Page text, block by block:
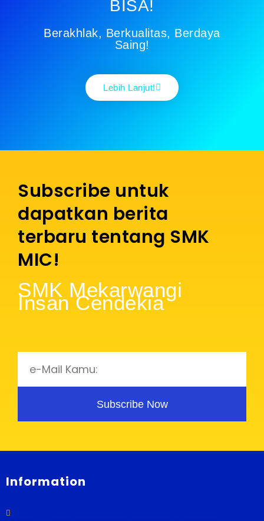
BISA!
Berakhlak, Berkualitas, Berdaya
Saing!
Lebih Lanjut!
Subscribe untuk
dapatkan berita
terbaru tentang SMK
MIC!
SMK Mekarwangi
Insan Cendekia
Subscribe Now
Information